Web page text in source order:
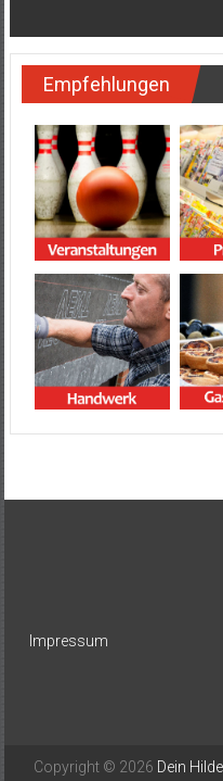
Empfehlungen
Impressum
Copyright © 2026 Dein